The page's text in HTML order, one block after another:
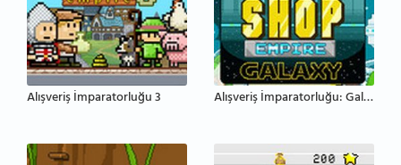
Alışveriş İmparatorluğu 3 Alışveriş İmparatorluğu: Galaksi